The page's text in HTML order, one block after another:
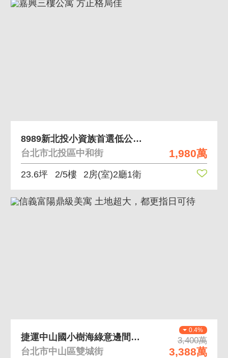
1,980萬
8989新北投小資族首選低公設電梯2房
台北市北投區中和街
23.6坪 2/5樓 2房(室)2廳1衛
0.4%
3,400萬
3,388萬
捷運中山國小樹海綠意邊間採光3房
台北市中山區雙城街